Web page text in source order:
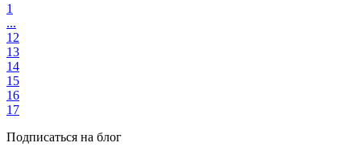
1
...
12
13
14
15
16
17
Подписаться на блог